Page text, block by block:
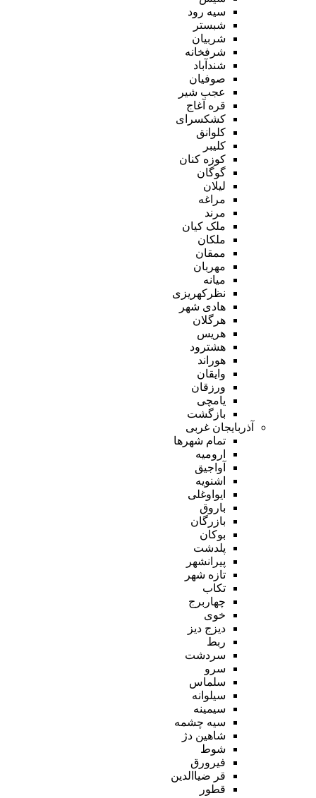
سیه رود
شبستر
شربیان
شرفخانه
شندآباد
صوفیان
عجب شیر
قره آغاج
کشکسرای
کلوانق
کلیبر
کوزه کنان
گوگان
لیلان
مراغه
مرند
ملک کیان
ملکان
ممقان
مهربان
میانه
نظرکهریزی
هادی شهر
هرگلان
هریس
هشترود
هوراند
وایقان
ورزقان
یامچی
بازگشت
آذربایجان غربی
تمام شهر‌ها
ارومیه
آواجیق
اشنویه
ایواوغلی
باروق
بازرگان
بوکان
پلدشت
پیرانشهر
تازه شهر
تکاب
چهاربرج
خوی
دیزج دیز
ربط
سردشت
سرو
سلماس
سیلوانه
سیمینه
سیه چشمه
شاهین دژ
شوط
فیرورق
قر ضیاالدین
قطور